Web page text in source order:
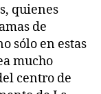
quienes
de
sólo en estas
mucho
centro de